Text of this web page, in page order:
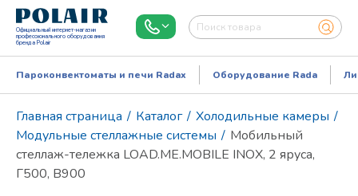
Официальный интернет-магазин
профессионального оборудования
бренда Polair
Пароконвектоматы и печи Radax Оборудование Rada
Главная страница / Каталог / Холодильные камеры /
Модульные стеллажные системы / Мобильный
стеллаж-тележка LOAD.ME.MOBILE INOX, 2 яруса,
Г500, В900